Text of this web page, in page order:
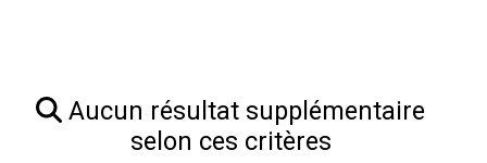
Aucun résultat supplémentaire
selon ces critères